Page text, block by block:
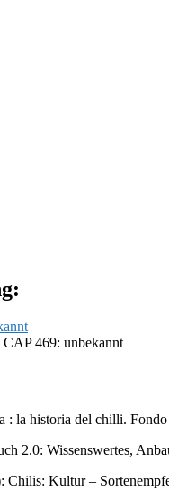
469: unbekannt
: la historia del chilli.
2.0: Wissenswertes,
Kultur –